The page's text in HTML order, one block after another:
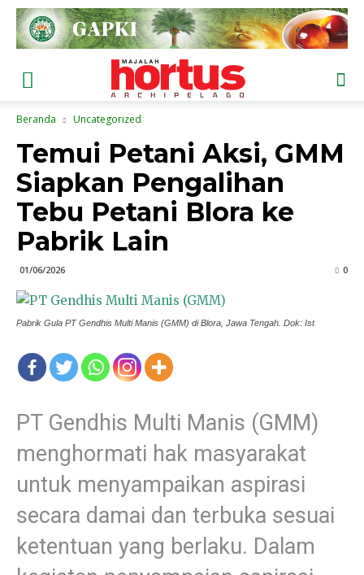
Beranda Uncategorized
Temui Petani Aksi, GMM
Siapkan Pengalihan
Tebu Petani Blora ke
Pabrik Lain
01/06/2026 0
Pabrik Gula PT Gendhis Multi Manis (GMM) di Blora, Jawa Tengah. Dok: Ist
PT Gendhis Multi Manis (GMM)
menghormati hak masyarakat
untuk menyampaikan aspirasi
secara damai dan terbuka sesuai
ketentuan yang berlaku. Dalam